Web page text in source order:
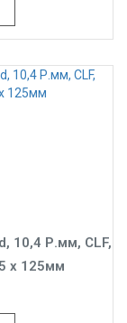
10,4 Р.мм, CLF,
x 125мм